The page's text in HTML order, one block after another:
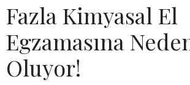
Fazla Kimyasal El
Egzamasına
Oluyor!